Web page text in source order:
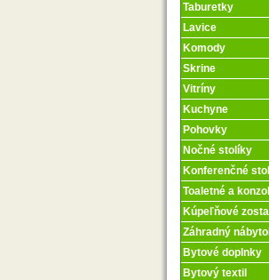
Taburetky
Lavice
Komody
Skrine
Vitríny
Kuchyne
Pohovky
Nočné stolíky
Konferenčné
Toaletné a
Kúpeľňové
Záhradný
Bytové doplnky
Bytový textil